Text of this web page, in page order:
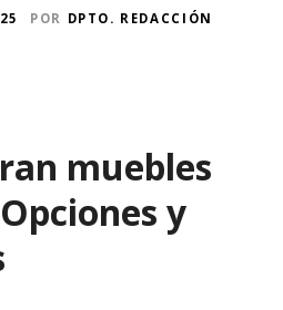
POR DPTO. REDACCIÓN
muebles
y